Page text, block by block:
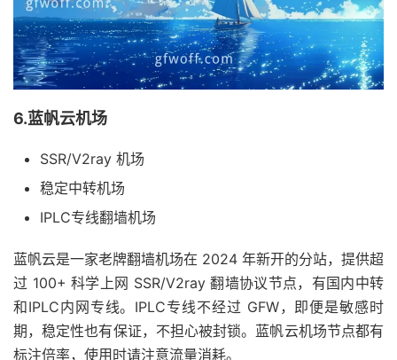
6.蓝帆云机场
SSR/V2ray 机场
稳定中转机场
IPLC专线翻墙机场
蓝帆云是一家老牌翻墙机场在 2024 年新开的分站，提供超
过 100+ 科学上网 SSR/V2ray 翻墙协议节点，有国内中转
和IPLC内网专线。IPLC专线不经过 GFW，即便是敏感时
期，稳定性也有保证，不担心被封锁。蓝帆云机场节点都有
标注倍率，使用时请注意流量消耗。